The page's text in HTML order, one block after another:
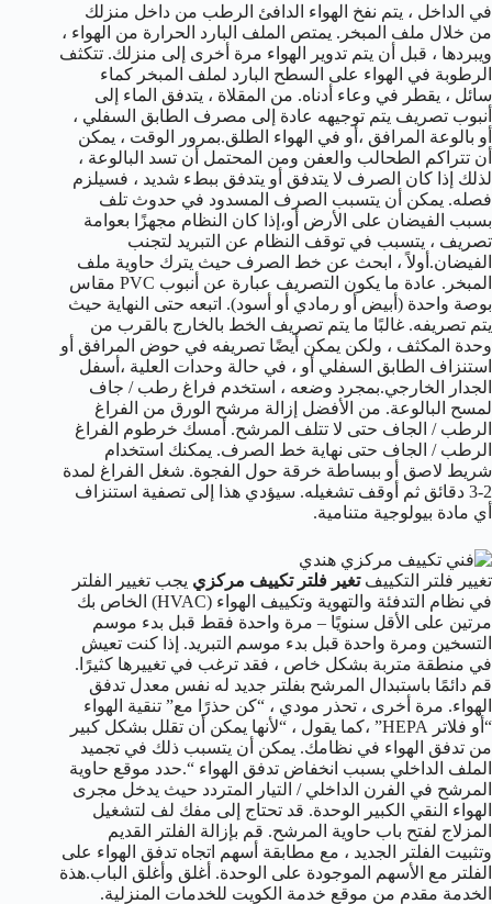
في الداخل ، يتم نفخ الهواء الدافئ الرطب من داخل منزلك
من خلال ملف المبخر. يمتص الملف البارد الحرارة من الهواء ،
ويبردها ، قبل أن يتم تدوير الهواء مرة أخرى إلى منزلك. تتكثف
الرطوبة في الهواء على السطح البارد لملف المبخر كماء
سائل ، يقطر في وعاء أدناه. من المقلاة ، يتدفق الماء إلى
أنبوب تصريف يتم توجيهه عادة إلى مصرف الطابق السفلي ،
أو بالوعة المرافق ،أو في الهواء الطلق.بمرور الوقت ، يمكن
أن تتراكم الطحالب والعفن ومن المحتمل أن تسد البالوعة ،
لذلك إذا كان الصرف لا يتدفق أو يتدفق ببطء شديد ، فسيلزم
فصله. يمكن أن يتسبب الصرف المسدود في حدوث تلف
بسبب الفيضان على الأرض أو،إذا كان النظام مجهزًا بعوامة
تصريف ، يتسبب في توقف النظام عن التبريد لتجنب
الفيضان.أولاً ، ابحث عن خط الصرف حيث يترك حاوية ملف
المبخر. عادة ما يكون التصريف عبارة عن أنبوب PVC مقاس
بوصة واحدة (أبيض أو رمادي أو أسود). اتبعه حتى النهاية حيث
يتم تصريفه. غالبًا ما يتم تصريف الخط بالخارج بالقرب من
وحدة المكثف ، ولكن يمكن أيضًا تصريفه في حوض المرافق أو
استنزاف الطابق السفلي أو ، في حالة وحدات العلية ،أسفل
الجدار الخارجي.بمجرد وضعه ، استخدم فراغ رطب / جاف
لمسح البالوعة. من الأفضل إزالة مرشح الورق من الفراغ
الرطب / الجاف حتى لا تتلف المرشح. أمسك خرطوم الفراغ
الرطب / الجاف حتى نهاية خط الصرف. يمكنك استخدام
شريط لاصق أو ببساطة خرقة حول الفجوة. شغل الفراغ لمدة
2-3 دقائق ثم أوقف تشغيله. سيؤدي هذا إلى تصفية استنزاف
أي مادة بيولوجية متنامية.
تغيير فلتر التكييفتغير فلتر تكييف مركزي يجب تغيير الفلتر
في نظام التدفئة والتهوية وتكييف الهواء (HVAC) الخاص بك
مرتين على الأقل سنويًا – مرة واحدة فقط قبل بدء موسم
التسخين ومرة واحدة قبل بدء موسم التبريد. إذا كنت تعيش
في منطقة متربة بشكل خاص ، فقد ترغب في تغييرها كثيرًا.
قم دائمًا باستبدال المرشح بفلتر جديد له نفس معدل تدفق
الهواء. مرة أخرى ، تحذر مودي ، “كن حذرًا مع” تنقية الهواء
“أو فلاتر HEPA” ،كما يقول ، “لأنها يمكن أن تقلل بشكل كبير
من تدفق الهواء في نظامك. يمكن أن يتسبب ذلك في تجميد
الملف الداخلي بسبب انخفاض تدفق الهواء “.حدد موقع حاوية
المرشح في الفرن الداخلي / التيار المتردد حيث يدخل مجرى
الهواء النقي الكبير الوحدة. قد تحتاج إلى مفك لف لتشغيل
المزلاج لفتح باب حاوية المرشح. قم بإزالة الفلتر القديم
وتثبيت الفلتر الجديد ، مع مطابقة أسهم اتجاه تدفق الهواء على
الفلتر مع الأسهم الموجودة على الوحدة. أغلق وأغلق الباب.هذة
الخدمة مقدم من موقع خدمة الكويت للخدمات المنزلية.